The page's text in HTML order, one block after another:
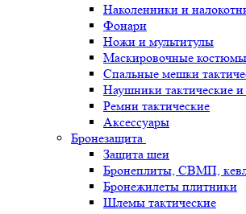
Наколенники и
Фонари
Ножи и мультитулы
Маскировочные костюмы
Спальные мешки
Наушники тактические
Ремни тактические
Аксессуары
Бронезащита
Защита шеи
Бронеплиты, СВМП,
Бронежилеты плитники
Шлемы тактические